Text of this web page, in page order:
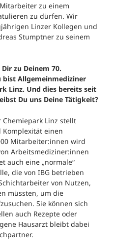
zu einem
zu dürfen. Wir
Linzer Kollegen und
Stumptner zu seinem
zu Deinem 70.
bist Allgemeinmediziner
Linz. Und dies bereits seit
Du uns Deine Tätigkeit?
Chemiepark Linz stellt
einen
Mitarbeiter:innen wird
Arbeitsmediziner:innen
auch eine „normale“
die von IBG betrieben
von Nutzen,
müssten, um die
Sie können sich
auch Rezepte oder
Hausarzt bleibt dabei